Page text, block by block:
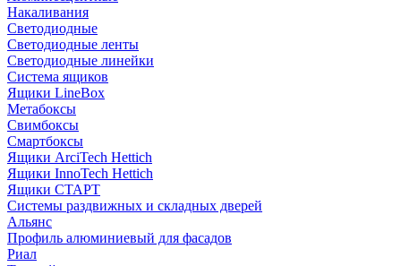
Накаливания
Светодиодные
Светодиодные ленты
Светодиодные линейки
Система ящиков
Ящики LineBox
Метабоксы
Свимбоксы
Смартбоксы
Ящики ArciTech Hettich
Ящики InnoTech Hettich
Ящики СТАРТ
Системы раздвижных и складных дверей
Альянс
Профиль алюминиевый для фасадов
Риал